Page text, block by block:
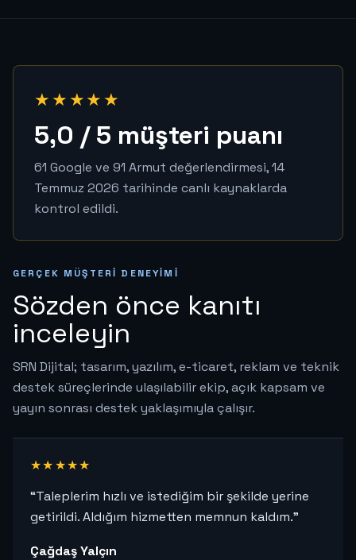
★★★★★
5,0 / 5 müşteri puanı
61 Google ve 91 Armut değerlendirmesi, 14
Temmuz 2026 tarihinde canlı kaynaklarda
kontrol edildi.
GERÇEK MÜŞTERI DENEYIMI
Sözden önce kanıtı
inceleyin
SRN Dijital; tasarım, yazılım, e-ticaret, reklam ve teknik
destek süreçlerinde ulaşılabilir ekip, açık kapsam ve
yayın sonrası destek yaklaşımıyla çalışır.
★★★★★
“Taleplerim hızlı ve istediğim bir şekilde yerine
getirildi. Aldığım hizmetten memnun kaldım.”
Çağdaş Yalçın